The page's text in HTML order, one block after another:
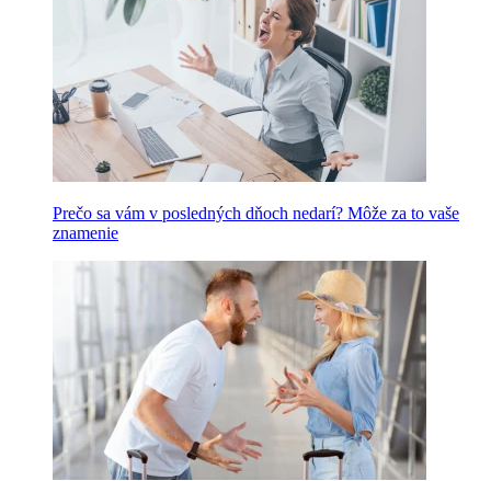
Prečo sa vám v posledných dňoch nedarí? Môže za to vaše
znamenie